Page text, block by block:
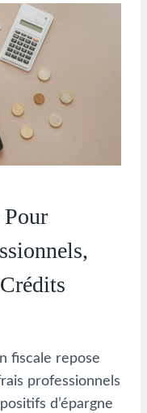
fiscale repose
professionnels
d’épargne